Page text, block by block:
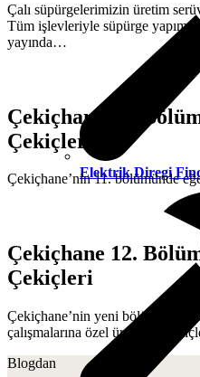
Elektrik Diregi
Çalı süpürgelerimizin üretim
Tüm işlevleriyle süpürge yapım
yayında…
Çekiçhane 11.
Çekiçleri
Çekiçhane’nin 11. bölümünde
Çekiçhane 12.
Çekiçleri
Çekiçhane’nin yeni bölümü
çalışmalarına özel üretilmiş
Blogdan